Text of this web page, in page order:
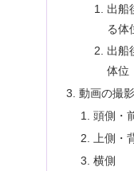
出船
る体
出船
体位
動画の撮
頭側・
上側・
横側